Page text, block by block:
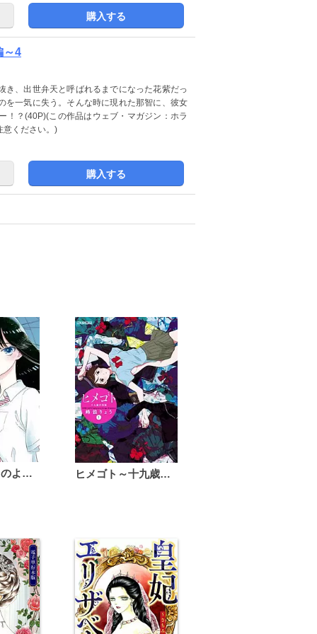
購入する
～4
き、出世弁天と呼ばれるまでになった花紫だっ
を一気に失う。そんな時に現れた那智に、彼女
！？(40P)(この作品はウェブ・マガジン：ホラ
ください。)
購入する
恋は雨上がりのように ヒメゴト～十九歳の制服～